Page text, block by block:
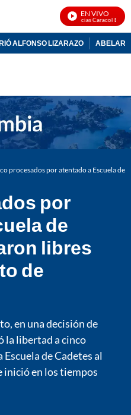
EN VIVO
Noticias Caracol En Vivo
ALFONSO LIZARAZO
procesados por atentado a Escuela
por
de
libres
de
en una decisión de
la libertad a cinco
de Cadetes al
inició en los tiempos